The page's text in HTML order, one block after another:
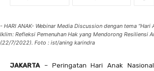
- HARI ANAK- Webinar Media Discussion dengan tema “Hari
Iklim: Refleksi Pemenuhan Hak yang Mendorong Resiliensi
(22/7/2022). Foto : ist/aning karindra
JAKARTA – Peringatan Hari Anak